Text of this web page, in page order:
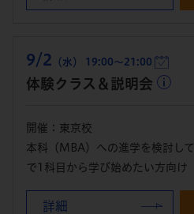
9/2 （水） 19:00～21:00
体験クラス＆説明会
開催：東京校
本科（MBA）への進学を検討し
で1科目から学び始めたい方向け
詳細